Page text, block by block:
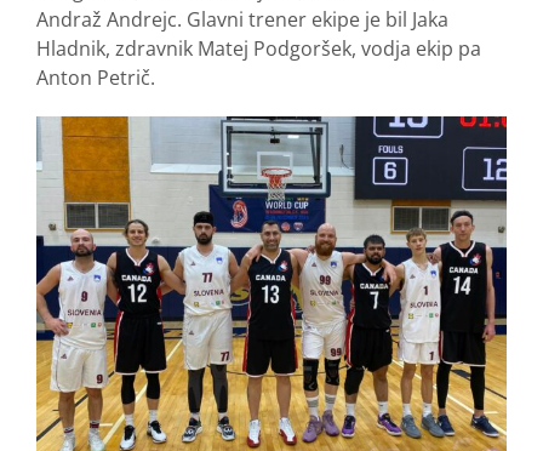
Andraž Andrejc. Glavni trener ekipe je bil Jaka
Hladnik, zdravnik Matej Podgoršek, vodja ekip pa
Anton Petrič.